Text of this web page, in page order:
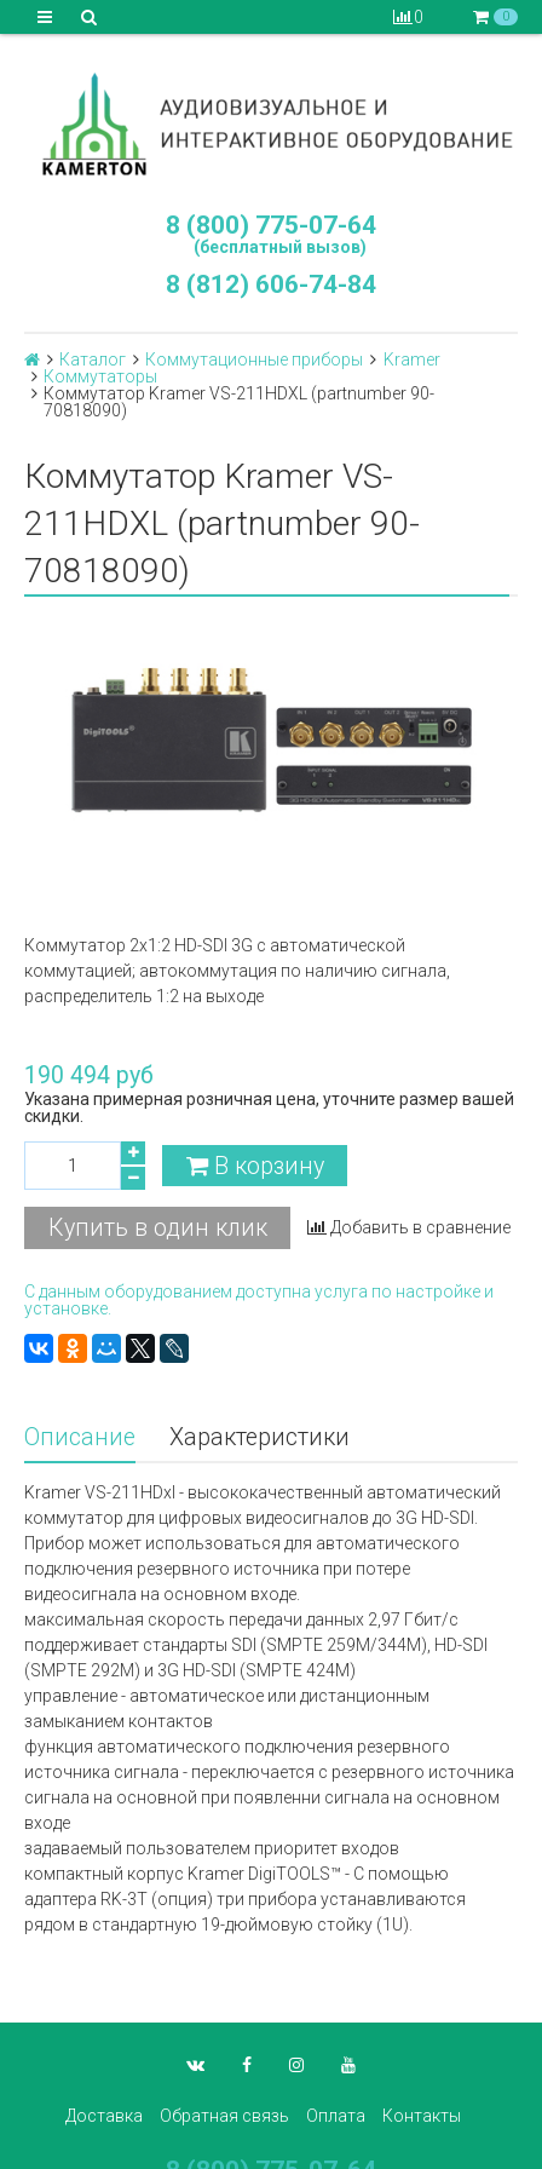
0 0
8 (800) 775-07-64
(бесплатный вызов)
8 (812) 606-74-84
Каталог Коммутационные приборы
Kramer
Коммутаторы
Коммутатор Kramer VS-211HDXL (partnumber 90-
70818090)
Коммутатор Kramer VS-
211HDXL (partnumber 90-
70818090)
Коммутатор 2х1:2 HD-SDI 3G с автоматической
коммутацией; автокоммутация по наличию сигнала,
распределитель 1:2 на выходе
190 494 руб
Указана примерная розничная цена, уточните размер вашей
скидки.
В корзину
Купить в один клик Добавить в сравнение
С данным оборудованием доступна услуга по настройке и
установке.
Описание Характеристики
Kramer VS-211HDxl - высококачественный автоматический
коммутатор для цифровых видеосигналов до 3G HD-SDI.
Прибор может использоваться для автоматического
подключения резервного источника при потере
видеосигнала на основном входе.
максимальная скорость передачи данных 2,97 Гбит/с
поддерживает стандарты SDI (SMPTE 259M/344M), HD-SDI
(SMPTE 292M) и 3G HD-SDI (SMPTE 424M)
управление - автоматическое или дистанционным
замыканием контактов
функция автоматического подключения резервного
источника сигнала - переключается с резервного источника
сигнала на основной при появленни сигнала на основном
входе
задаваемый пользователем приоритет входов
компактный корпус Kramer DigiTOOLS™ - С помощью
адаптера RK-3T (опция) три прибора устанавливаются
рядом в стандартную 19-дюймовую стойку (1U).
Доставка Обратная связь Оплата Контакты